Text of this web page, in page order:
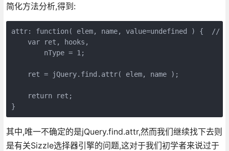
简化方法分析,得到:
attr: function( elem, name, value=undefined ) {  //
    var ret, hooks,
        nType = 1;
    ret = jQuery.find.attr( elem, name );
    return ret;
}
其中,唯一不确定的是jQuery.find.attr,然而我们继续找下去则
是有关Sizzle选择器引擎的问题,这对于我们初学者来说过于